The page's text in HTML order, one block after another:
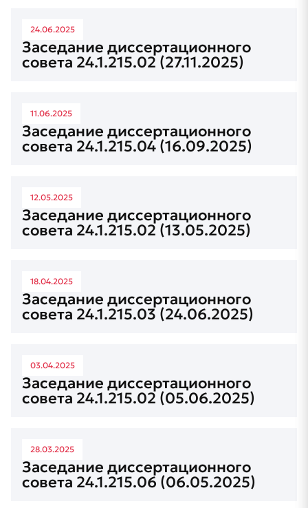
24.06.2025
Заседание диссертационного
совета 24.1.215.02 (27.11.2025)
11.06.2025
Заседание диссертационного
совета 24.1.215.04 (16.09.2025)
12.05.2025
Заседание диссертационного
совета 24.1.215.02 (13.05.2025)
18.04.2025
Заседание диссертационного
совета 24.1.215.03 (24.06.2025)
03.04.2025
Заседание диссертационного
совета 24.1.215.02 (05.06.2025)
28.03.2025
Заседание диссертационного
совета 24.1.215.06 (06.05.2025)